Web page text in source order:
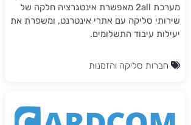
מערכת 2all מאפשרת אינטגרציה חלקה של
שירותי סליקה עם אתרי אינטרנט, ומשפרת את
יעילות עיבוד התשלומים.
חברות סליקה והזמנות